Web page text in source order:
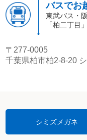
バスでお
東武バス・
「柏二丁目
〒277-0005
千葉県柏市柏2-8-20
シミズメガネ